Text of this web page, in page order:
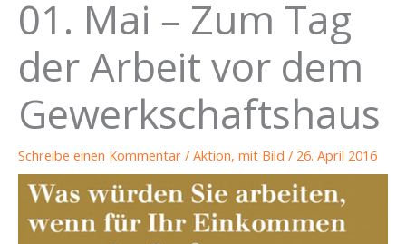
01. Mai – Zum Tag
der Arbeit vor dem
Gewerkschaftshaus
Schreibe einen Kommentar / Aktion, mit Bild / 26. April 2016